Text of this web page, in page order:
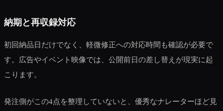
納期と再収録対応
初回納品日だけでなく、軽微修正への対応時間も確認が必要で
す。広告やイベント映像では、公開前日の差し替えが現実に起
こります。
発注側がこの4点を整理していないと、優秀なナレーターほど見